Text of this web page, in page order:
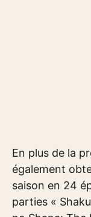
En plus de la
également
saison en 24
parties «